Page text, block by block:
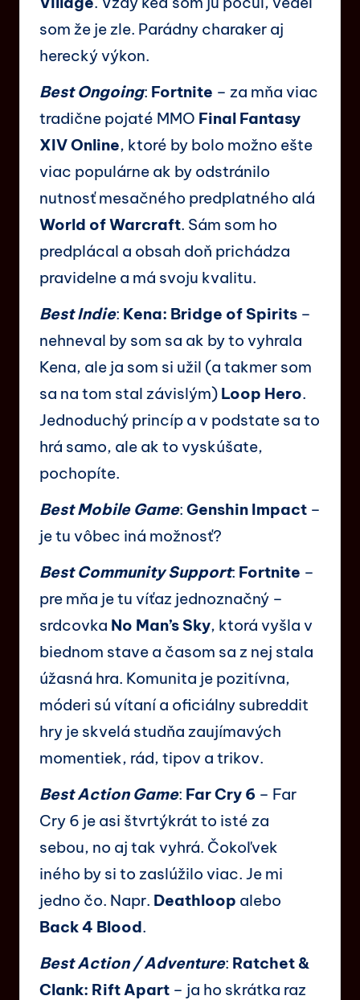
som že je zle. Parádny charaker aj
herecký výkon.
Best Ongoing: Fortnite – za mňa viac
tradične pojaté MMO Final Fantasy
XIV Online, ktoré by bolo možno ešte
viac populárne ak by odstránilo
nutnosť mesačného predplatného alá
World of Warcraft. Sám som ho
predplácal a obsah doň prichádza
pravidelne a má svoju kvalitu.
Best Indie: Kena: Bridge of Spirits –
nehneval by som sa ak by to vyhrala
Kena, ale ja som si užil (a takmer som
sa na tom stal závislým) Loop Hero.
Jednoduchý princíp a v podstate sa to
hrá samo, ale ak to vyskúšate,
pochopíte.
Best Mobile Game: Genshin Impact –
je tu vôbec iná možnosť?
Best Community Support: Fortnite –
pre mňa je tu víťaz jednoznačný –
srdcovka No Man’s Sky, ktorá vyšla v
biednom stave a časom sa z nej stala
úžasná hra. Komunita je pozitívna,
móderi sú vítaní a oficiálny subreddit
hry je skvelá studňa zaujímavých
momentiek, rád, tipov a trikov.
Best Action Game: Far Cry 6 – Far
Cry 6 je asi štvrtýkrát to isté za
sebou, no aj tak vyhrá. Čokoľvek
iného by si to zaslúžilo viac. Je mi
jedno čo. Napr. Deathloop alebo
Back 4 Blood.
Best Action / Adventure: Ratchet &
Clank: Rift Apart – ja ho skrátka raz